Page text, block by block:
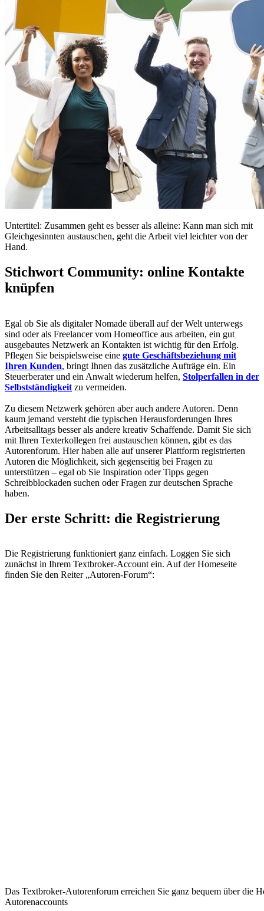
Untertitel: Zusammen geht es besser als alleine: Kann man sich mit
Gleichgesinnten austauschen, geht die Arbeit viel leichter von der
Hand.
Stichwort Community: online Kontakte
knüpfen
Egal ob Sie als digitaler Nomade überall auf der Welt unterwegs
sind oder als Freelancer vom Homeoffice aus arbeiten, ein gut
ausgebautes Netzwerk an Kontakten ist wichtig für den Erfolg.
Pflegen Sie beispielsweise eine gute Geschäftsbeziehung mit
Ihren Kunden, bringt Ihnen das zusätzliche Aufträge ein. Ein
Steuerberater und ein Anwalt wiederum helfen, Stolperfallen in der
Selbstständigkeit zu vermeiden.
Zu diesem Netzwerk gehören aber auch andere Autoren. Denn
kaum jemand versteht die typischen Herausforderungen Ihres
Arbeitsalltags besser als andere kreativ Schaffende. Damit Sie sich
mit Ihren Texterkollegen frei austauschen können, gibt es das
Autorenforum. Hier haben alle auf unserer Plattform registrierten
Autoren die Möglichkeit, sich gegenseitig bei Fragen zu
unterstützen – egal ob Sie Inspiration oder Tipps gegen
Schreibblockaden suchen oder Fragen zur deutschen Sprache
haben.
Der erste Schritt: die Registrierung
Die Registrierung funktioniert ganz einfach. Loggen Sie sich
zunächst in Ihrem Textbroker-Account ein. Auf der Homeseite
finden Sie den Reiter „Autoren-Forum“:
Das Textbroker-Autorenforum erreichen Sie ganz bequem über die
Autorenaccounts